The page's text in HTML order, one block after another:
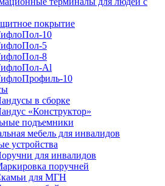
покрытие
10
5
8
Al
10
в сборке
«Конструктор»
подъемники
мебель для инвалидов
устройства
для инвалидов
поручней
для МГН